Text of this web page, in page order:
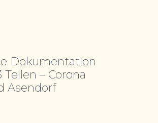
Dokumentation
Teilen – Corona
Asendorf